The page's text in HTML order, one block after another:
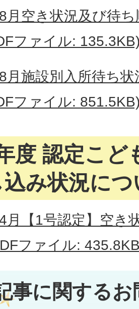
月空き状況及び待
ファイル:
月施設別入所待ち
ファイル:
度 認定こど
み状況につ
月【1号認定】空き
ファイル:
事に関する